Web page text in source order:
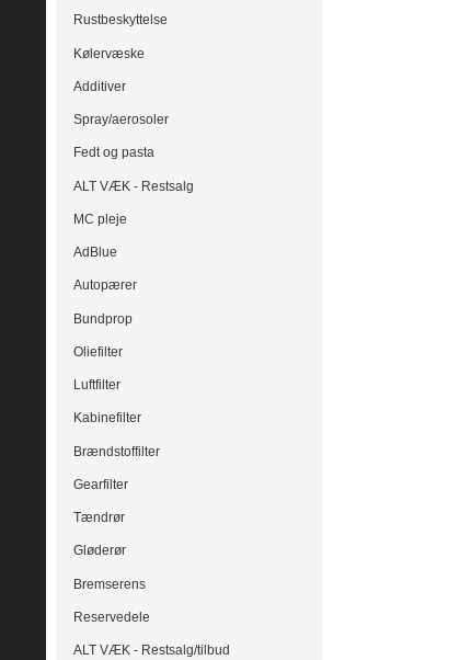
Rustbeskyttelse
Kølervæske
Additiver
Spray/aerosoler
Fedt og pasta
ALT VÆK - Restsalg
MC pleje
AdBlue
Autopærer
Bundprop
Oliefilter
Luftfilter
Kabinefilter
Brændstoffilter
Gearfilter
Tændrør
Gløderør
Bremserens
Reservedele
ALT VÆK - Restsalg/tilbud